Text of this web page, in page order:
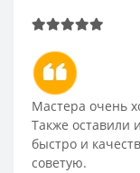
Мастера очень
Также оставили
быстро и
советую.